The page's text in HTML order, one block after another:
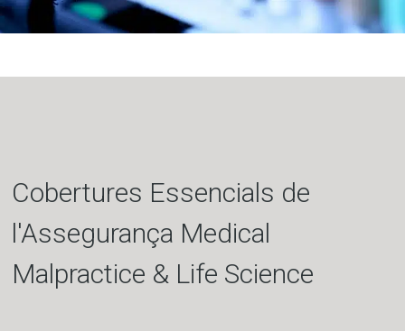
Cobertures Essencials de
l'Assegurança Medical
Malpractice & Life Science